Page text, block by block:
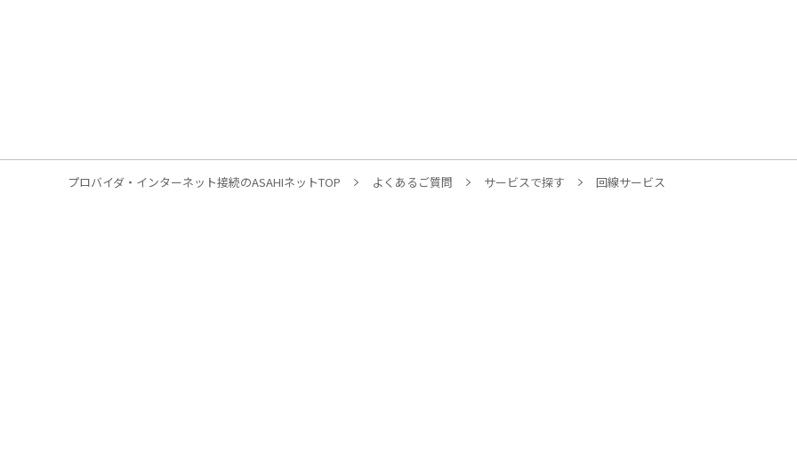
プロバイダ・インターネット接続のASAHIネットTOP よくあるご質問 サービスで探す 回線サービス